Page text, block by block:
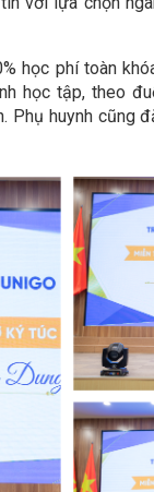
học phí toàn
học tập, theo
Phụ huynh cũng